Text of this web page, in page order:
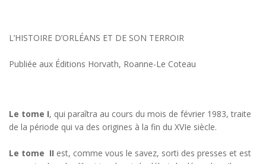
L’HISTOIRE D’ORLÉANS ET DE SON TERROIR
Publiée aux Éditions Horvath, Roanne-Le Coteau
Le tome I, qui paraîtra au cours du mois de février 1983, traite
de la période qui va des origines à la fin du XVIe siècle.
Le tome II est, comme vous le savez, sorti des presses et est